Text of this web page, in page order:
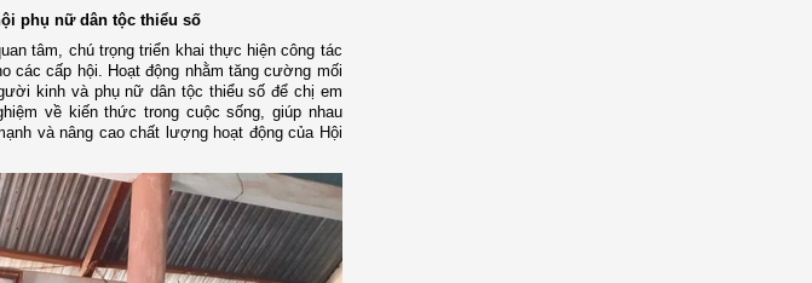
phụ nữ dân tộc thiểu số
tâm, chú trọng triển khai thực hiện công tác
các cấp hội. Hoạt động nhằm tăng cường mối
kinh và phụ nữ dân tộc thiểu số để chị em
về kiến thức trong cuộc sống, giúp nhau
và nâng cao chất lượng hoạt động của Hội